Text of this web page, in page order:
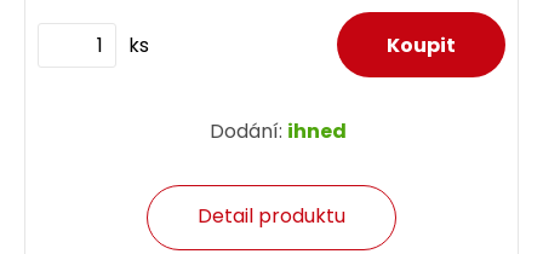
ks
Dodání: ihned
Detail produktu